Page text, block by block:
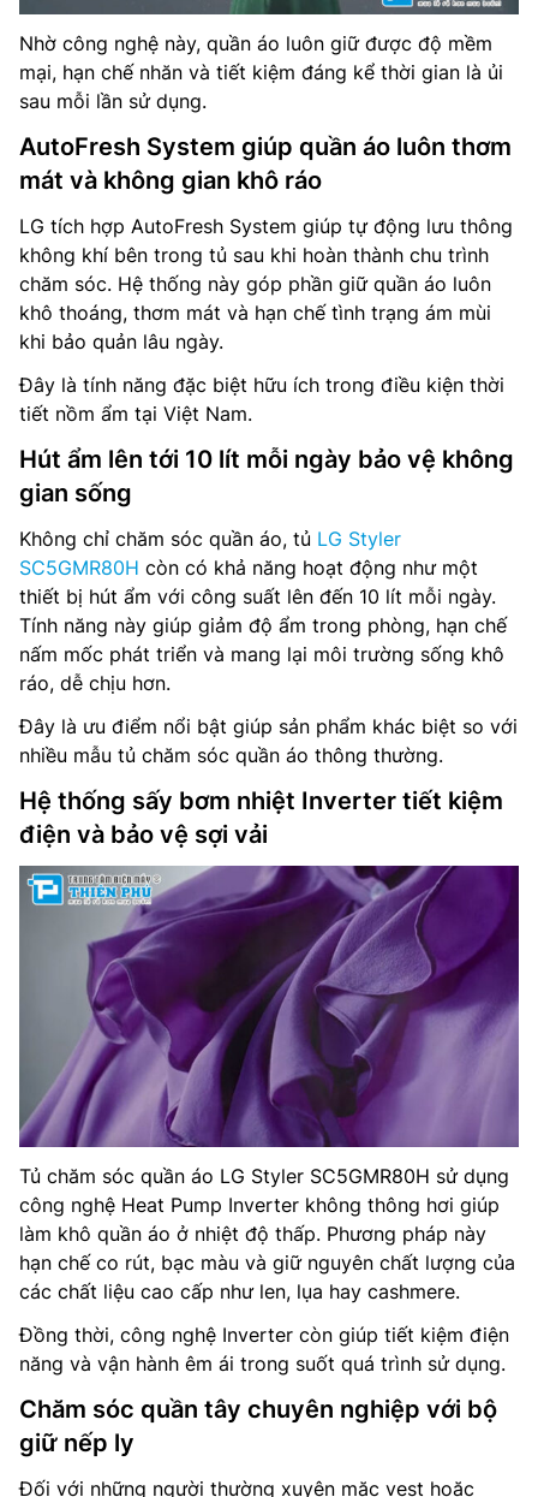
Nhờ công nghệ này, quần áo luôn giữ được độ mềm
mại, hạn chế nhăn và tiết kiệm đáng kể thời gian là ủi
sau mỗi lần sử dụng.
AutoFresh System giúp quần áo luôn thơm
mát và không gian khô ráo
LG tích hợp AutoFresh System giúp tự động lưu thông
không khí bên trong tủ sau khi hoàn thành chu trình
chăm sóc. Hệ thống này góp phần giữ quần áo luôn
khô thoáng, thơm mát và hạn chế tình trạng ám mùi
khi bảo quản lâu ngày.
Đây là tính năng đặc biệt hữu ích trong điều kiện thời
tiết nồm ẩm tại Việt Nam.
Hút ẩm lên tới 10 lít mỗi ngày bảo vệ không
gian sống
Không chỉ chăm sóc quần áo, tủ LG Styler
SC5GMR80H còn có khả năng hoạt động như một
thiết bị hút ẩm với công suất lên đến 10 lít mỗi ngày.
Tính năng này giúp giảm độ ẩm trong phòng, hạn chế
nấm mốc phát triển và mang lại môi trường sống khô
ráo, dễ chịu hơn.
Đây là ưu điểm nổi bật giúp sản phẩm khác biệt so với
nhiều mẫu tủ chăm sóc quần áo thông thường.
Hệ thống sấy bơm nhiệt Inverter tiết kiệm
điện và bảo vệ sợi vải
Tủ chăm sóc quần áo LG Styler SC5GMR80H sử dụng
công nghệ Heat Pump Inverter không thông hơi giúp
làm khô quần áo ở nhiệt độ thấp. Phương pháp này
hạn chế co rút, bạc màu và giữ nguyên chất lượng của
các chất liệu cao cấp như len, lụa hay cashmere.
Đồng thời, công nghệ Inverter còn giúp tiết kiệm điện
năng và vận hành êm ái trong suốt quá trình sử dụng.
Chăm sóc quần tây chuyên nghiệp với bộ
giữ nếp ly
Đối với những người thường xuyên mặc vest hoặc